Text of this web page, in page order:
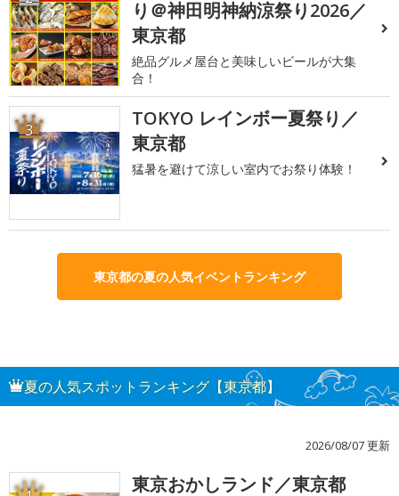
り＠神田明神納涼祭り2026／
東京都
絶品グルメ屋台と美味しいビールが大集
合！
3
TOKYO レインボー夏祭り／
東京都
猛暑を避けて涼しい室内でお祭り体験！
東京都の夏の人気イベントランキング
夏の人気スポットランキング【東京都】
2026/08/07 更新
東京おかしランド／東京都